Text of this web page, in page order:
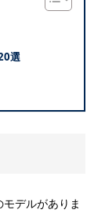
選
デルがありま